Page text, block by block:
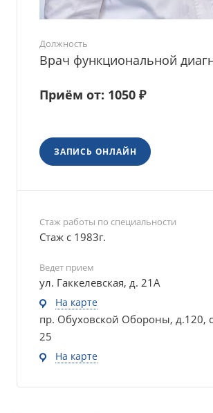
Должность
Врач функциональной
Приём от: 1050 ₽
ЗАПИСЬ ОНЛАЙН
Стаж работы по специальности
Стаж с 1983г.
Ведет прием
ул. Гаккелевская, д. 21А
На карте
пр. Обуховской Обороны, д.120,
25
На карте